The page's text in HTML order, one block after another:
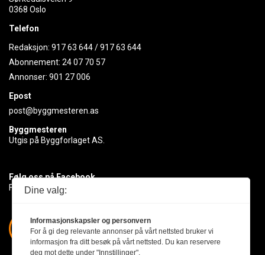
0368 Oslo
Telefon
Redaksjon: 917 63 644/917 63 644
Abonnement: 24 07 70 57
Annonser: 901 27 006
Epost
post@byggmesteren.as
Byggmesteren
Utgis på Byggforlaget AS.
Følg oss på Facebook
Få med deg det siste innen byggebransjen
Dine valg:
Informasjonskapsler og personvern
For å gi deg relevante annonser på vårt nettsted bruker vi
informasjon fra ditt besøk på vårt nettsted. Du kan reservere
deg mot dette under "Innstillinger".